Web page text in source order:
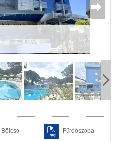
Bölcső Fürdőszoba